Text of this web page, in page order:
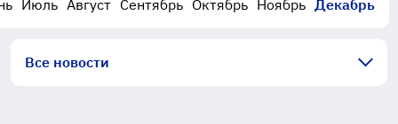
Июль Август Сентябрь Октябрь Ноябрь Декабрь
Все новости